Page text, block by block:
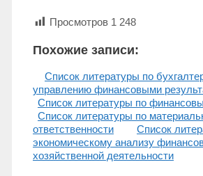
Просмотров 1 248
Похожие записи:
Список литературы по
управлению финансовыми
Список литературы по
Список литературы по
ответственности
Список
экономическому анализу
хозяйственной деятельности